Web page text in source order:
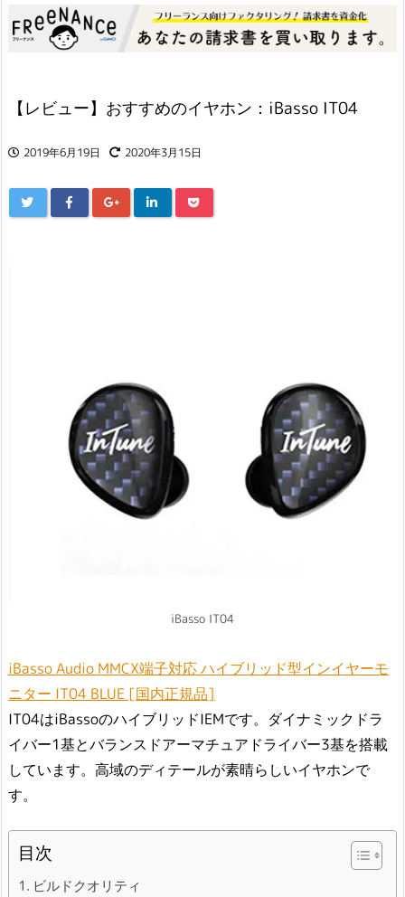
【レビュー】おすすめのイヤホン：iBasso IT04
2019年6月19日 2020年3月15日
iBasso IT04
iBasso Audio MMCX端子対応 ハイブリッド型インイヤーモ
ニター IT04 BLUE [国内正規品]
IT04はiBassoのハイブリッドIEMです。ダイナミックドラ
イバー1基とバランスドアーマチュアドライバー3基を搭載
しています。高域のディテールが素晴らしいイヤホンで
す。
目次
ビルドクオリティ